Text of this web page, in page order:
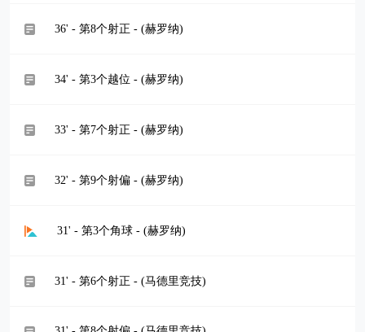
36' - 第8个射正 - (赫罗纳)
34' - 第3个越位 - (赫罗纳)
33' - 第7个射正 - (赫罗纳)
32' - 第9个射偏 - (赫罗纳)
31' - 第3个角球 - (赫罗纳)
31' - 第6个射正 - (马德里竞技)